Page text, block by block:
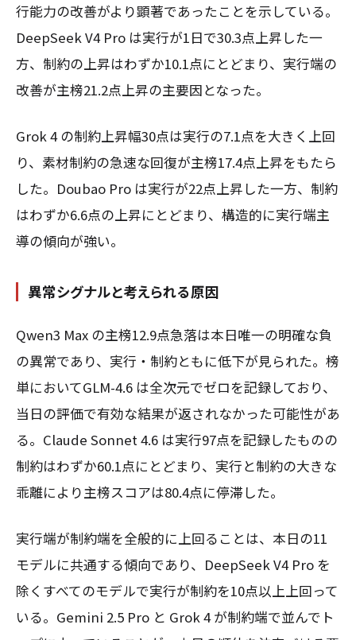
行能力の改善がより顕著であったことを示している。
DeepSeek V4 Pro は実行が1日で30.3点上昇した一
方、制約の上昇はわずか10.1点にとどまり、実行端の
改善が主榜21.2点上昇の主要因となった。
Grok 4 の制約上昇幅30点は実行の7.1点を大きく上回
り、素材制約の急速な回復が主榜17.4点上昇をもたら
した。Doubao Pro は実行が22点上昇した一方、制約
はわずか6.6点の上昇にとどまり、構造的に実行端主
導の傾向が強い。
異常シグナルと考えられる原因
Qwen3 Max の主榜12.9点急落は本日唯一の明確な負
の異常であり、実行・制約ともに低下が見られた。榜
単においてGLM-4.6 は全次元でゼロを記録しており、
当日の評価で有効な結果が返されなかった可能性があ
る。Claude Sonnet 4.6 は実行97点を記録したものの
制約はわずか60.1点にとどまり、実行と制約の大きな
乖離により主榜スコアは80.4点に停滞した。
実行端が制約端を全般的に上回ることは、本日の11
モデルに共通する傾向であり、DeepSeek V4 Pro を
除くすべてのモデルで実行が制約を10点以上上回って
いる。Gemini 2.5 Pro と Grok 4 が制約端で並んでト